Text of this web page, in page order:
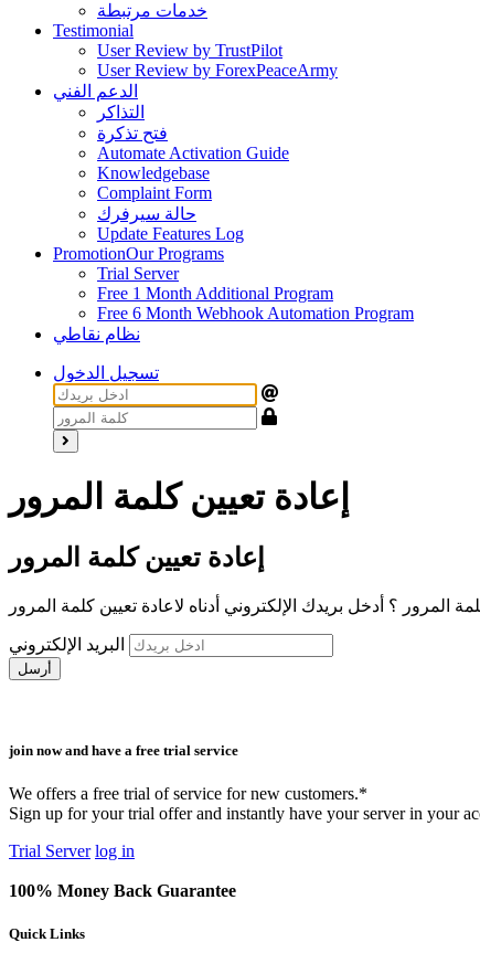
خدمات مرتبطة
Testimonial
User Review by TrustPilot
User Review by ForexPeaceArmy
الدعم الفني
التذاكر
فتح تذكرة
Automate Activation Guide
Knowledgebase
Complaint Form
حالة سيرفرك
Update Features Log
PromotionOur Programs
Trial Server
Free 1 Month Additional Program
Free 6 Month Webhook Automation Program
نظام نقاطي
تسجيل الدخول
إعادة تعيين كلمة المرور
إعادة تعيين كلمة المرور
البريد الإلكتروني
أرسل
join now and have a free trial service
We offers a free trial of service for new customers.*
Sign up for your trial offer and instantly have your server in your
Trial Server log in
100% Money Back Guarantee
Quick Links